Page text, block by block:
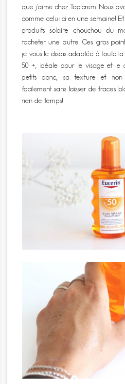
que j’aime chez Topicrem. Nous
comme celui ci en une semaine!
produits solaire chouchou du
racheter une autre. Ces gros
je vous le disais adaptée à toute
50 +, idéale pour le visage et le
petits donc, sa texture et non
facilement sans laisser de traces
rien de temps!